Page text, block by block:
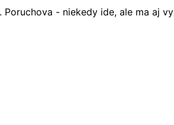
Poruchova - niekedy ide, ale ma aj